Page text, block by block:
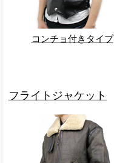
コンチョ付きタイプ
フライトジャケット